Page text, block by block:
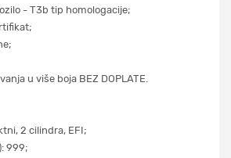
- T3b tip homologacije;
u više boja BEZ DOPLATE.
2 cilindra, EFI;
999;